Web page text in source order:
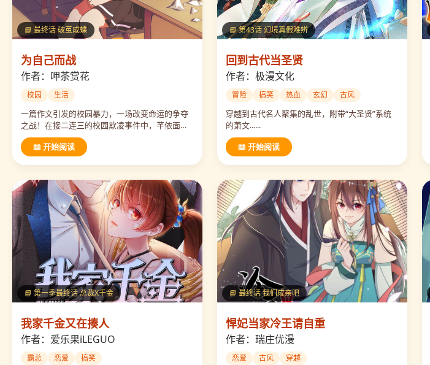
📘 最终话 破茧成蝶
为自己而战
作者：呷茶赏花
校园 生活
一篇作文引发的校园暴力，一场改变命运的争夺
之战！在接二连三的校园欺凌事件中，芊依面临
着极大的挑战和压力，不服输的她会如何改变自
己的校园生活...
📖 开始阅读
📘 第43话 幻境真假难辨
回到古代当圣贤
作者：极漫文化
冒险 搞笑 热血 玄幻 古风
穿越到古代名人聚集的乱世，附带“大圣贤”系统
的萧文......
📖 开始阅读
📘 第一季最终话 总裁X千金
我家千金又在揍人
作者：爱乐果iLEGUO
霸总 恋爱 搞笑
📘 最终话 我们成亲吧
悍妃当家冷王请自重
作者：瑞庄优漫
恋爱 古风 穿越